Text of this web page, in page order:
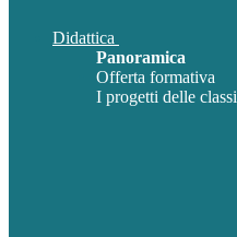
Didattica
Panoramica
Offerta formativa
I progetti delle classi